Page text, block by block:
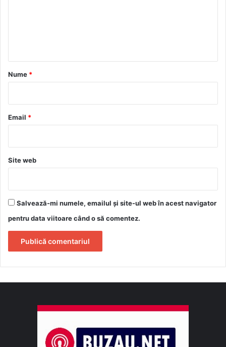
r
*
Nume *
Email *
Site web
Salvează-mi numele, emailul și site-ul web în acest navigator
pentru data viitoare când o să comentez.